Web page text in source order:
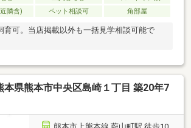
隣含)
ペット相談可 角部屋
育可。当店掲載以外も一括見学相談可能で
本県熊本市中央区島崎１丁目 築20年7